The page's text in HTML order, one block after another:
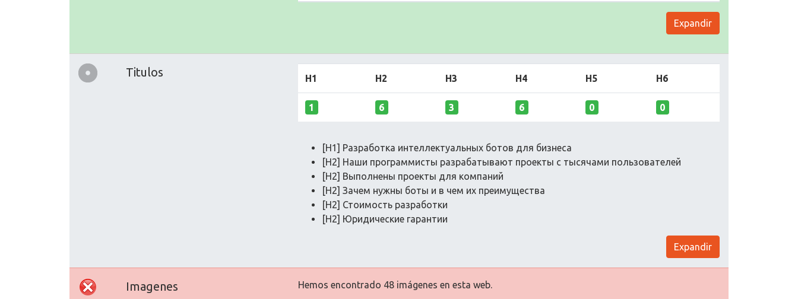
Expandir
Titulos H1 H2 H3 H4 H5 H6
1 6 3 6 0 0
[H1] Разработка интеллектуальных ботов для бизнеса
[H2] Наши программисты разрабатывают проекты с тысячами пользователей
[H2] Выполнены проекты для компаний
[H2] Зачем нужны боты и в чем их преимущества
[H2] Стоимость разработки
[H2] Юридические гарантии
Expandir
Imagenes Hemos encontrado 48 imágenes en esta web.